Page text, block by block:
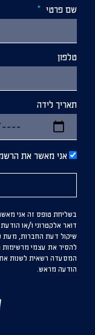
שם פרטי
טלפון
תאריך לידה
אני מאשר את
בשליחת טופס זה אני
שיקול דעת החברות, מעת
להסיר את עצמי
המסעדה רשאית לשנות את
הודעה מראש.